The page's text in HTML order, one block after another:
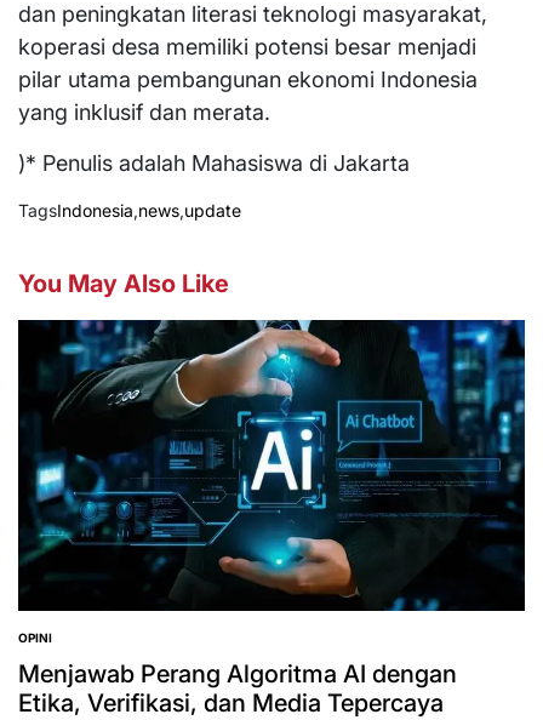
dan peningkatan literasi teknologi masyarakat,
koperasi desa memiliki potensi besar menjadi
pilar utama pembangunan ekonomi Indonesia
yang inklusif dan merata.
)* Penulis adalah Mahasiswa di Jakarta
TagsIndonesia,news,update
You May Also Like
POSTED
IN
OPINI
Menjawab Perang Algoritma AI dengan
Etika, Verifikasi, dan Media Tepercaya